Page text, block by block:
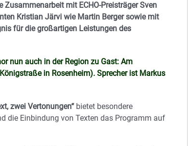
Zusammenarbeit mit ECHO-Preisträger Sven
Kristian Järvi wie Martin Berger sowie mit
für die großartigen Leistungen des
nun auch in der Region zu Gast: Am
in Rosenheim). Sprecher ist Markus
zwei Vertonungen“ bietet besondere
die Einbindung von Texten das Programm auf